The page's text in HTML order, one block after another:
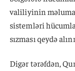
valiliyinin
sistemləri
sızması qeydə
Digər tərəfdən,